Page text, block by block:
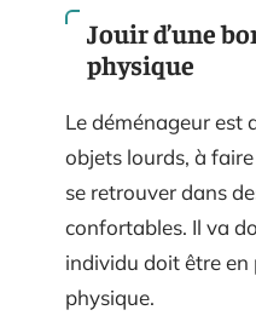
Jouir d’une
physique
Le déménageur est
objets lourds, à
se retrouver dans
confortables. Il va
individu doit être
physique.